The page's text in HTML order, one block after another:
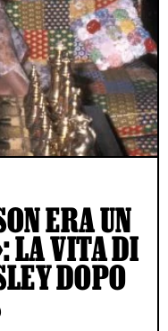
ERA UN
LA VITA DI
DOPO